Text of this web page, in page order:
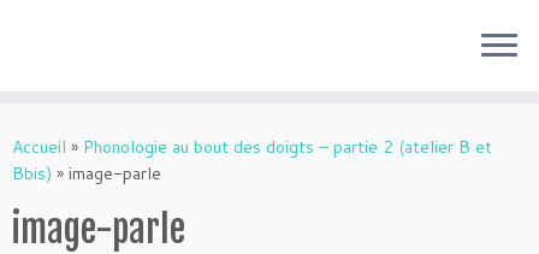
au
contenu
Accueil » Phonologie au bout des doigts – partie 2 (atelier B et
Bbis) » image-parle
image-parle